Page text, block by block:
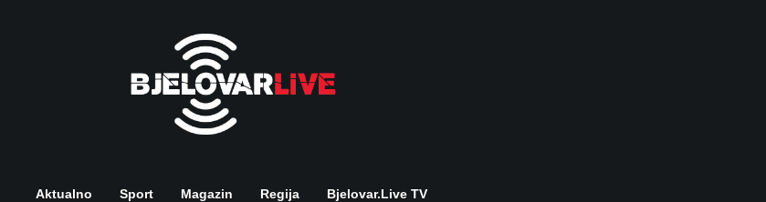
Aktualno Sport Magazin Regija Bjelovar.live TV